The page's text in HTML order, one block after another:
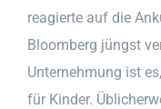
reagierte auf die
Bloomberg jüngst
Unternehmung ist
für Kinder.